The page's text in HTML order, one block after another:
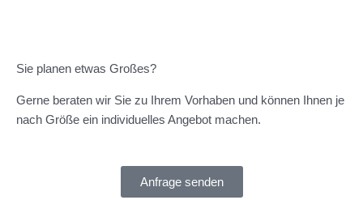
Sie planen etwas Großes?
Gerne beraten wir Sie zu Ihrem Vorhaben und können Ihnen je
nach Größe ein individuelles Angebot machen.
Anfrage senden